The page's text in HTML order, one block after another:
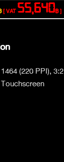
[ VAT55,640฿ ]
(220 PPI), 3:2